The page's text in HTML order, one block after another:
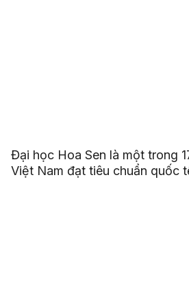
Đại học Hoa Sen là một trong
Việt Nam đạt tiêu chuẩn quốc